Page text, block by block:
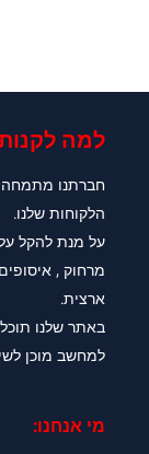
למה
חברתנו מתמחה
הלקוחות שלנו.
על מנת להקל
מרחוק ,
ארצית.
באתר שלנו
למחשב מוכן
מי אנחנו: